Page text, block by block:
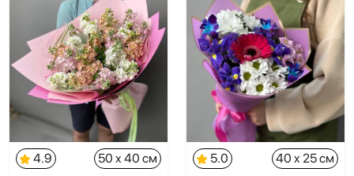
4.9
50 x 40 см
5.0
40 x 25 см